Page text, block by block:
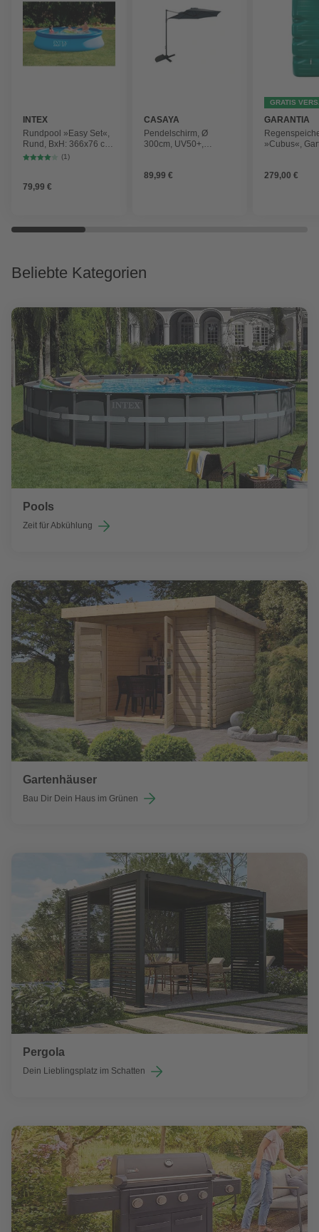
INTEX
Rundpool »Easy Set«,
Rund, BxH: 366x76 cm,
blau
(1)
79,99 €
CASAYA
Pendelschirm, Ø
300cm, UV50+,
89,99 €
GRATIS
GARANTIA
»Cubus«,
279,00 €
Beliebte Kategorien
Pools
Zeit für Abkühlung
Gartenhäuser
Bau Dir Dein Haus im Grünen
Pergola
Dein Lieblingsplatz im Schatten